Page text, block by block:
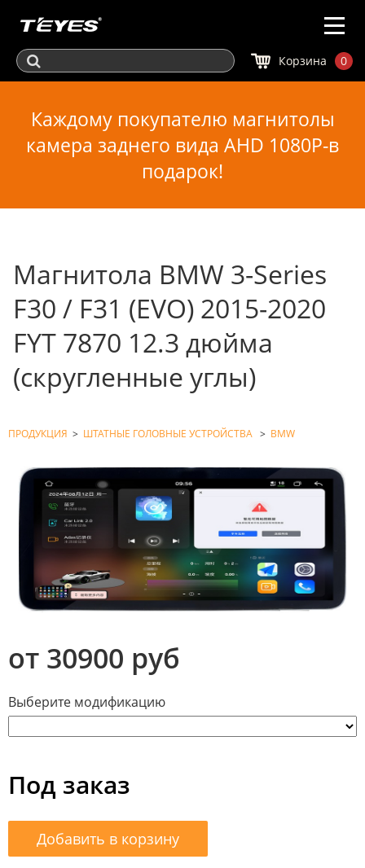
Корзина 0
Каждому покупателю магнитолы
камера заднего вида AHD 1080P-в
подарок!
Магнитола BMW 3-Series
F30 / F31 (EVO) 2015-2020
FYT 7870 12.3 дюйма
(скругленные углы)
ПРОДУКЦИЯ > ШТАТНЫЕ ГОЛОВНЫЕ УСТРОЙСТВА > BMW
от 30900 руб
Выберите модификацию
Под заказ
Добавить в корзину